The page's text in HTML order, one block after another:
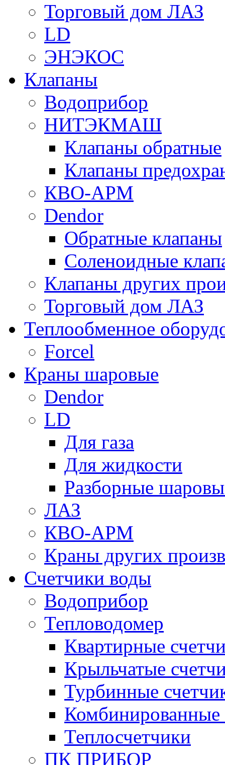
Торговый дом ЛАЗ
LD
ЭНЭКОС
Клапаны
Водоприбор
НИТЭКМАШ
Клапаны обратные
Клапаны
КВО-АРМ
Dendor
Обратные клапаны
Соленоидные
Клапаны других
Торговый дом ЛАЗ
Теплообменное
Forcel
Краны шаровые
Dendor
LD
Для газа
Для жидкости
Разборные
ЛАЗ
КВО-АРМ
Краны других
Счетчики воды
Водоприбор
Тепловодомер
Квартирные
Крыльчатые
Турбинные
Комбинированные
Теплосчетчики
ПК ПРИБОР